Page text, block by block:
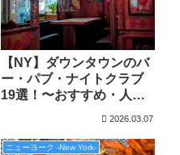
【NY】ダウンタウンのバ
ー・パブ・ナイトクラブ
19選！〜おすすめ・人気
2026.03.07
ニューヨーク -New York-